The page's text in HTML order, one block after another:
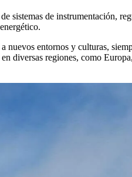
sistemas de instrumentación,
a nuevos entornos y culturas,
diversas regiones, como